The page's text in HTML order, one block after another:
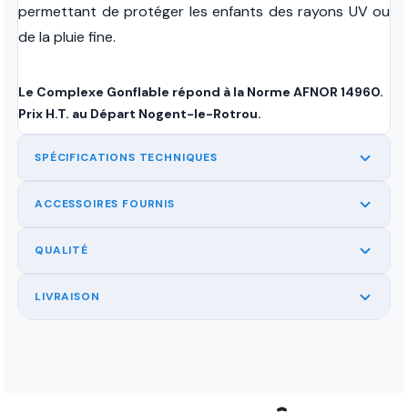
permettant de protéger les enfants des rayons UV ou
de la pluie fine.
Le Complexe Gonflable répond à la Norme AFNOR 14960.
Prix H.T. au Départ Nogent-le-Rotrou.
SPÉCIFICATIONS TECHNIQUES
ACCESSOIRES FOURNIS
QUALITÉ
LIVRAISON